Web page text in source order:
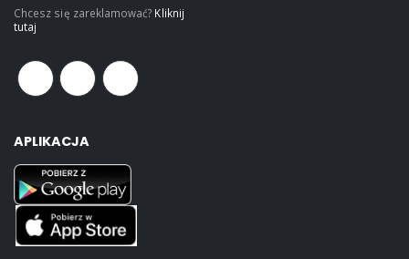
Chcesz się zareklamować? Kliknij
tutaj
APLIKACJA